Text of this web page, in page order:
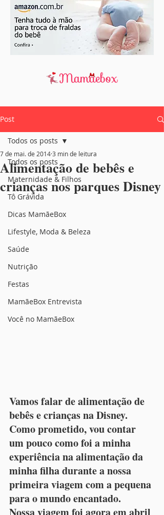
Post
Todos os posts
Maternidade & Filhos
Tô Grávida
Dicas MamãeBox
Lifestyle, Moda & Beleza
Saúde
Nutrição
Festas
MamãeBox Entrevista
Você no MamãeBox
Todos os posts
Alimentação de bebês e
crianças nos parques Disney
7 de mai. de 20143 min de leitura
Vamos falar de alimentação de
bebês e crianças na Disney.
Como prometido, vou contar
um pouco como foi a minha
experiência na alimentação da
minha filha durante a nossa
primeira viagem com a pequena
para o mundo encantado.